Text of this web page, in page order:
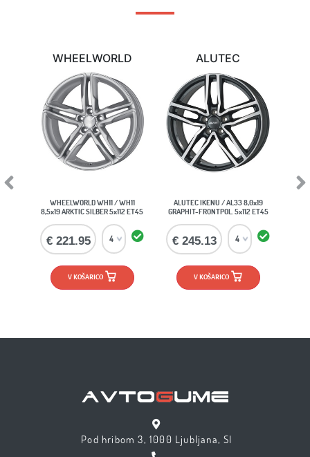
WHEELWORLD
WHEELWORLD WH11 / WH11
8,5x19 ARKTIC SILBER 5x112 ET45
€ 221.95
V KOŠARICO
ALUTEC
ALUTEC IKENU / AL33 8,0x19
GRAPHIT-FRONTPOL. 5x112 ET45
€ 245.13
V KOŠARICO
Next
Pod hribom 3, 1000 Ljubljana, SI